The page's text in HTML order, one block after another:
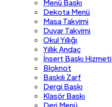
Menü Baskı
Dekota Menü
Masa Takvimi
Duvar Takvimi
Okul Yıllığı
Yıllık Andaç
İnsert Baskı Hizmeti
Bloknot
Baskılı Zarf
Dergi Baskı
Klasör Baskı
Deri Menü